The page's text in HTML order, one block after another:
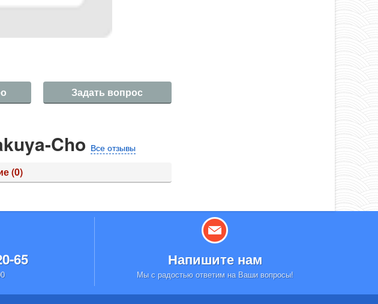
Задать вопрос
Cho Все отзывы
(0)
65 Напишите нам
Мы с радостью ответим на Ваши вопросы!